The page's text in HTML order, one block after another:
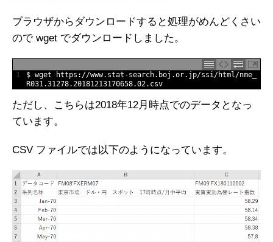
ブラウザからダウンロードすると処理がめんどくさい
ので wget でダウンロードしました。
1 $ wget https : //www.stat-search.boj.or.jp/ssi/html/nme_
R031.31278.20181213170658.02.csv
ただし、こちらは2018年12月時点でのデータとなっ
ています。
CSV ファイルでは以下のようになっています。